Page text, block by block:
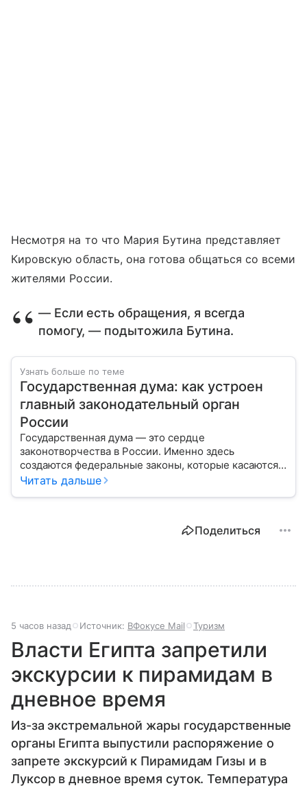
Несмотря на то что Мария Бутина представляет
Кировскую область, она готова общаться со всеми
жителями России.
— Если есть обращения, я всегда
помогу, — подытожила Бутина.
Узнать больше по теме
Государственная дума: как устроен
главный законодательный орган
России
Государственная дума — это сердце
законотворчества в России. Именно здесь
создаются федеральные законы, которые касаются
жизни каждого гражданина: от образования и
Читать дальше
Поделиться
5 часов назад Источник: ВФокусе Mail Туризм
Власти Египта запретили
экскурсии к пирамидам в
дневное время
Из-за экстремальной жары государственные
органы Египта выпустили распоряжение о
запрете экскурсий к Пирамидам Гизы и в
Луксор в дневное время суток. Температура